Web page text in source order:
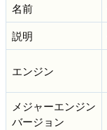
名前
説明
エンジン
メジャーエンジン
バージョン